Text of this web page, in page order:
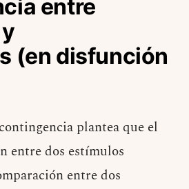
entre
(en disfunción
plantea que el
entre dos estímulos
entre dos